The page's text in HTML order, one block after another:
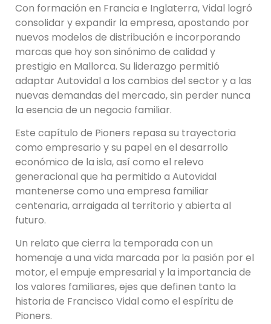
Con formación en Francia e Inglaterra, Vidal logró
consolidar y expandir la empresa, apostando por
nuevos modelos de distribución e incorporando
marcas que hoy son sinónimo de calidad y
prestigio en Mallorca. Su liderazgo permitió
adaptar Autovidal a los cambios del sector y a las
nuevas demandas del mercado, sin perder nunca
la esencia de un negocio familiar.
Este capítulo de Pioners repasa su trayectoria
como empresario y su papel en el desarrollo
económico de la isla, así como el relevo
generacional que ha permitido a Autovidal
mantenerse como una empresa familiar
centenaria, arraigada al territorio y abierta al
futuro.
Un relato que cierra la temporada con un
homenaje a una vida marcada por la pasión por el
motor, el empuje empresarial y la importancia de
los valores familiares, ejes que definen tanto la
historia de Francisco Vidal como el espíritu de
Pioners.